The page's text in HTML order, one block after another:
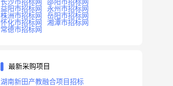
长沙市招标网
邵阳市招标网
益阳市招标网
永州市招标网
株洲市招标网
岳阳市招标网
怀化市招标网
湘潭市招标网
常德市招标网
最新采购项目
湖南新田产教融合项目招标